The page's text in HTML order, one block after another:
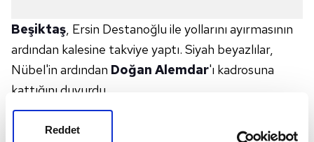
Reddet
Beşiktaş, Ersin Destanoğlu ile yollarını ayırmasının
ardından kalesine takviye yaptı. Siyah beyazlılar,
Nübel'in ardından Doğan Alemdar'ı kadrosuna
kattığını duyurdu.
Konuya ilişkin yapılan açıklamada;
futbolcu Doğan Alemdar'ın nihai transferi